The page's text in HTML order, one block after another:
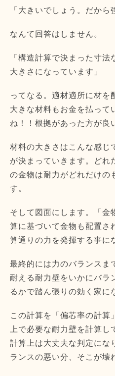
「大きいでしょう。だから
なんて回答はしません。
「構造計算で決まった寸
大きさになっています」
ってなる。適材適所に材を
大きな材料もお金を払って
ね！！根拠があった方が良
材料の大きさはこんな感じ
が決まっていきます。どれ
の金物は耐力がどれだけの
す。
そして図面にします。「金
算に基づいて金物も配置さ
算通りの力を発揮する事に
最終的には力のバランスま
耐える耐力壁をいかにバラ
るかで踏ん張りの効く家に
この計算を「偏芯率の計算
上で必要な耐力壁を計算
計算上は大丈夫な判定にな
ランスの悪い分、そこが壊